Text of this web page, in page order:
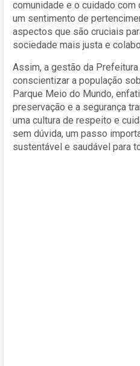
comunidade e o cuidado
um sentimento de
aspectos que são cruciais
sociedade mais justa e
Assim, a gestão da
conscientizar a população
Parque Meio do Mundo,
preservação e a segurança
uma cultura de respeito e
sem dúvida, um passo
sustentável e saudável para